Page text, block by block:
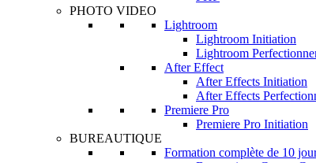
PHOTO VIDEO
Lightroom
Lightroom Initiation
Lightroom
After Effect
After Effects Initiation
After Effects
Premiere Pro
Premiere Pro Initiation
BUREAUTIQUE
Formation complète de 10